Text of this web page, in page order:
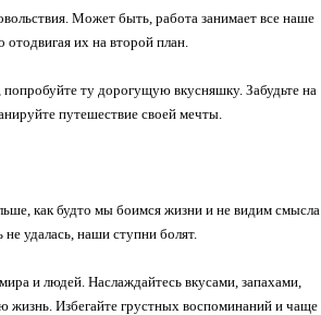
Может быть, работа занимает все наше
их на второй план.
ту дорогущую вкусняшку. Забудьте на
путешествие своей мечты.
как будто мы боимся жизни и не видим смысла
удалась, наши ступни болят.
и людей. Наслаждайтесь вкусами, запахами,
жизнь. Избегайте грустных воспоминаний и чаще